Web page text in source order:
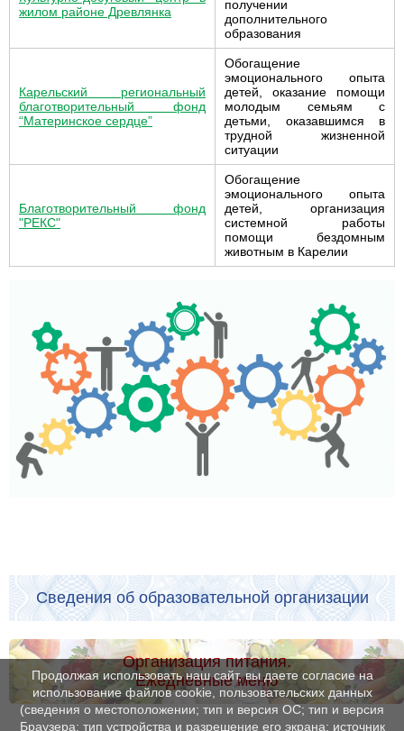
жилом районе Древлянка
получении
дополнительного
образования
Карельский региональный
благотворительный фонд
“Материнское сердце”
Обогащение
эмоционального опыта
детей, оказание помощи
молодым семьям с
детьми, оказавшимся в
трудной жизненной
ситуации
Благотворительный фонд
"РЕКС"
Обогащение
эмоционального опыта
детей, организация
системной работы
помощи бездомным
животным в Карелии
Сведения об образовательной организации
Организация питания.
Ежедневные меню
Продолжая использовать наш сайт, вы даете согласие на
использование файлов cookie, пользовательских данных
(сведения о местоположении; тип и версия ОС; тип и версия
Браузера; тип устройства и разрешение его экрана; источник